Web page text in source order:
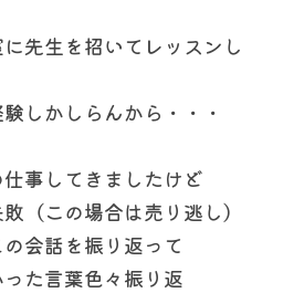
先生を招いてレッスンし
しかしらんから・・・
事してきましたけど
（この場合は売り逃し）
会話を振り返って
た言葉色々振り返